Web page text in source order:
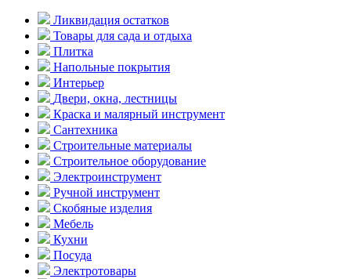
Ликвидация остатков
Товары для сада и отдыха
Плитка
Напольные покрытия
Интерьер
Двери, окна, лестницы
Краска и малярный инструмент
Сантехника
Строительные материалы
Строительное оборудование
Электроинструмент
Ручной инструмент
Скобяные изделия
Мебель
Кухни
Посуда
Электротовары